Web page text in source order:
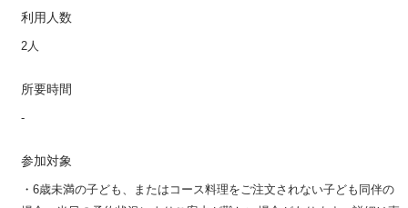
利用人数
2人
所要時間
-
参加対象
・6歳未満の子ども、またはコース料理をご注文されない子ども同伴の